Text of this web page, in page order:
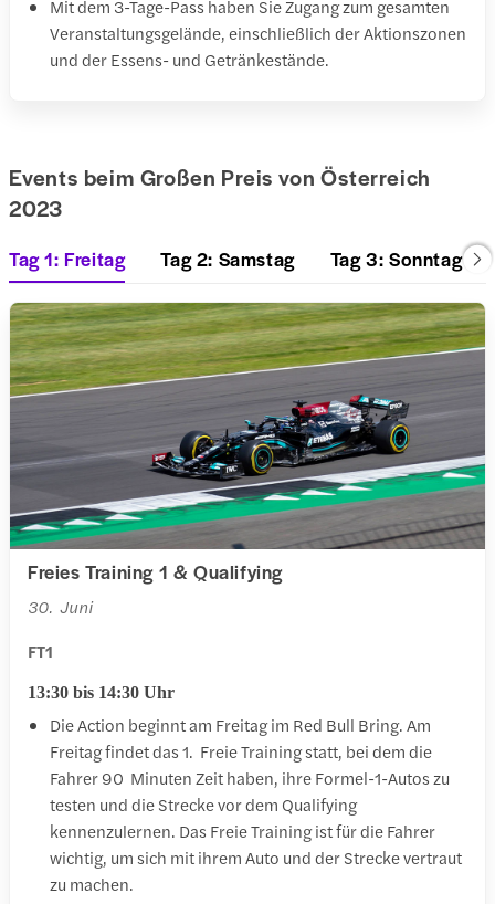
Mit dem 3-Tage-Pass haben Sie Zugang zum gesamten
Veranstaltungsgelände, einschließlich der Aktionszonen
und der Essens- und Getränkestände.
Events beim Großen Preis von Österreich
2023
Tag 1: Freitag Tag 2: Samstag Tag 3: Sonntag
Freies Training 1 & Qualifying
30. Juni
FT1
13:30 bis 14:30 Uhr
Die Action beginnt am Freitag im Red Bull Bring. Am
Freitag findet das 1. Freie Training statt, bei dem die
Fahrer 90 Minuten Zeit haben, ihre Formel-1-Autos zu
testen und die Strecke vor dem Qualifying
kennenzulernen. Das Freie Training ist für die Fahrer
wichtig, um sich mit ihrem Auto und der Strecke vertraut
zu machen.